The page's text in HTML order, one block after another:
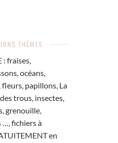
THÈMES
: fraises,
océans,
fleurs, papillons, La
trous, insectes,
grenouille,
…, fichiers à
en